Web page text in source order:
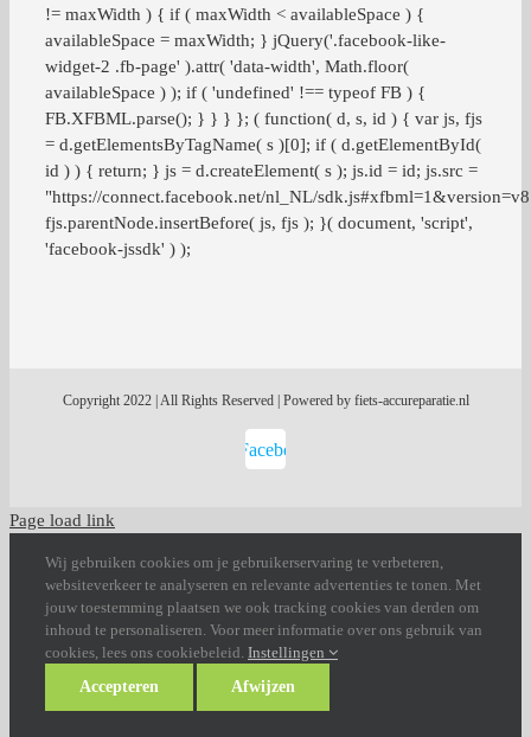
!= maxWidth ) { if ( maxWidth < availableSpace ) {
availableSpace = maxWidth; } jQuery('.facebook-like-
widget-2 .fb-page' ).attr( 'data-width', Math.floor(
availableSpace ) ); if ( 'undefined' !== typeof FB ) {
FB.XFBML.parse(); } } } }; ( function( d, s, id ) { var js, fjs
= d.getElementsByTagName( s )[0]; if ( d.getElementById(
id ) ) { return; } js = d.createElement( s ); js.id = id; js.src =
"https://connect.facebook.net/nl_NL/
fjs.parentNode.insertBefore( js, fjs ); }( document, 'script',
'facebook-jssdk' ) );
Copyright 2022 | All Rights Reserved | Powered by fiets-accureparatie.nl
Facebook
Page load link
Wij gebruiken cookies om je gebruikerservaring te verbeteren,
websiteverkeer te analyseren en relevante advertenties te tonen. Met
jouw toestemming plaatsen we ook tracking cookies van derden om
inhoud te personaliseren. Voor meer informatie over ons gebruik van
cookies, lees ons cookiebeleid. Instellingen
Accepteren
Afwijzen